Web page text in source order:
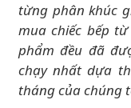
từng phân khúc
mua chiếc bếp
phẩm đều đã
chạy nhất dựa
tháng của chúng